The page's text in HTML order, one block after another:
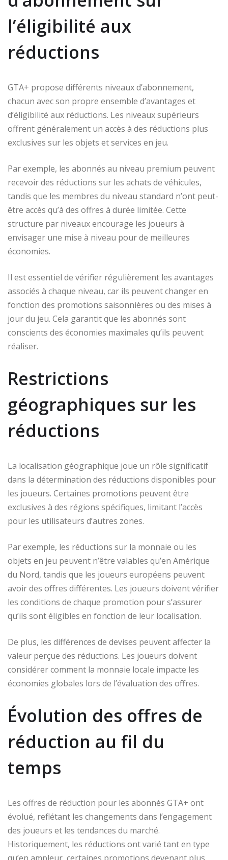
l’éligibilité aux
réductions
GTA+ propose différents niveaux d’abonnement,
chacun avec son propre ensemble d’avantages et
d’éligibilité aux réductions. Les niveaux supérieurs
offrent généralement un accès à des réductions plus
exclusives sur les objets et services en jeu.
Par exemple, les abonnés au niveau premium peuvent
recevoir des réductions sur les achats de véhicules,
tandis que les membres du niveau standard n’ont peut-
être accès qu’à des offres à durée limitée. Cette
structure par niveaux encourage les joueurs à
envisager une mise à niveau pour de meilleures
économies.
Il est essentiel de vérifier régulièrement les avantages
associés à chaque niveau, car ils peuvent changer en
fonction des promotions saisonnières ou des mises à
jour du jeu. Cela garantit que les abonnés sont
conscients des économies maximales qu’ils peuvent
réaliser.
Restrictions
géographiques sur les
réductions
La localisation géographique joue un rôle significatif
dans la détermination des réductions disponibles pour
les joueurs. Certaines promotions peuvent être
exclusives à des régions spécifiques, limitant l’accès
pour les utilisateurs d’autres zones.
Par exemple, les réductions sur la monnaie ou les
objets en jeu peuvent n’être valables qu’en Amérique
du Nord, tandis que les joueurs européens peuvent
avoir des offres différentes. Les joueurs doivent vérifier
les conditions de chaque promotion pour s’assurer
qu’ils sont éligibles en fonction de leur localisation.
De plus, les différences de devises peuvent affecter la
valeur perçue des réductions. Les joueurs doivent
considérer comment la monnaie locale impacte les
économies globales lors de l’évaluation des offres.
Évolution des offres de
réduction au fil du
temps
Les offres de réduction pour les abonnés GTA+ ont
évolué, reflétant les changements dans l’engagement
des joueurs et les tendances du marché.
Historiquement, les réductions ont varié tant en type